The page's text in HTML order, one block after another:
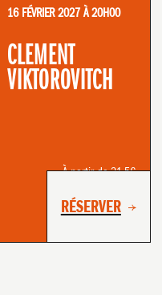
16 FÉVRIER 2027 À 20H00
CLEMENT
VIKTOROVITCH
À partir de 31.5€
RÉSERVER